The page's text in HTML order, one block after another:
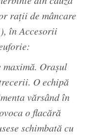
raţii de mâncare
în Accesorii
Oraşul
O echipă
vărsând în
o flacără
schimbată cu